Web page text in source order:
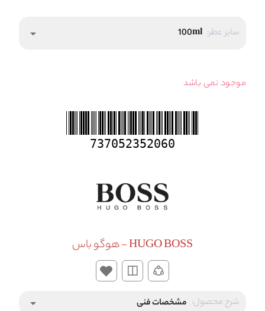
سایز عطر: 100ml
arrow_drop_down
موجود نمی باشد
737052352060
HUGO BOSS - هوگو باس
شرح محصول: مشخصات فنی arrow_drop_down